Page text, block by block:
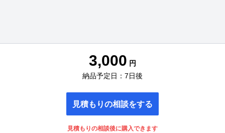
3,000 円
納品予定日：7日後
見積もりの相談をする
見積もりの相談後に購入できます